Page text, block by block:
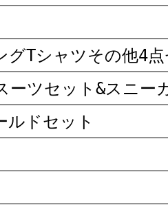
グTシャツその他4点
ーツセット&スニー
ルドセット